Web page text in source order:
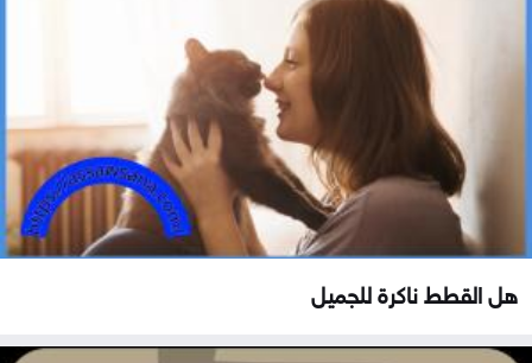
هل القطط ناكرة للجميل